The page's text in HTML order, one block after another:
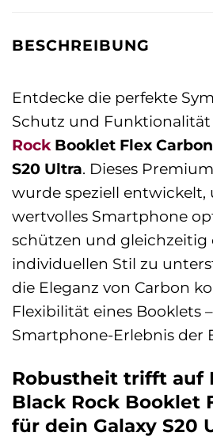
BESCHREIBUNG
Entdecke die perfekte
Schutz und
Rock Booklet Flex
S20 Ultra. Dieses
wurde speziell entwickelt,
wertvolles Smartphone
schützen und gleichzeitig
individuellen Stil zu
die Eleganz von Carbon
Flexibilität eines Booklets
Smartphone-Erlebnis der
Robustheit trifft auf
Black Rock Booklet
für dein Galaxy S20